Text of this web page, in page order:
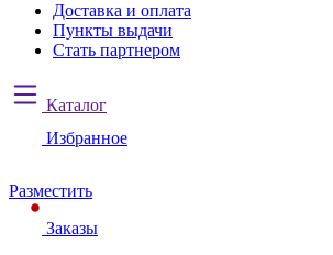
Доставка и оплата
Пункты выдачи
Стать партнером
Каталог
Избранное
Разместить
Заказы